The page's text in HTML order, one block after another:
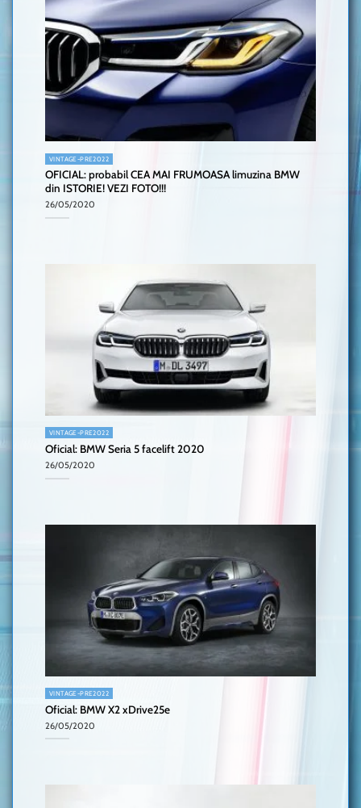
VINTAGE-PRE2022
OFICIAL: probabil CEA MAI FRUMOASA limuzina BMW
din ISTORIE! VEZI FOTO!!!
26/05/2020
VINTAGE-PRE2022
Oficial: BMW Seria 5 facelift 2020
26/05/2020
VINTAGE-PRE2022
Oficial: BMW X2 xDrive25e
26/05/2020